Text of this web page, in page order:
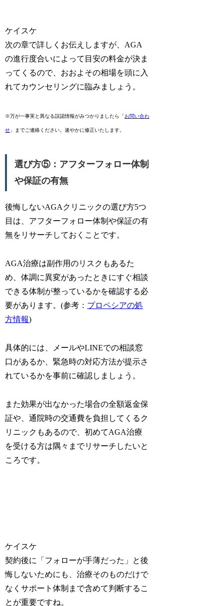
ケイスケ
次の章で詳しくお伝えしますが、AGA
の進行度合いによって目安の料金が決ま
ってくるので、おおよその相場を頭に入
れてカウンセリングに臨みましょう。
※万が一事実と異なる誤認情報がみつかりましたら「お問い合わ
せ 」までご連絡ください。速やかに修正いたします。
選び方⑤：アフターフォロー体制
や保証の有無
後悔しないAGAクリニックの選び方5つ
目は、アフターフォロー体制や保証の有
無をリサーチしておくことです。
AGA治療は副作用のリスクもあるた
め、体調に異変があったときにすぐ相談
できる体制が整っているかを確認する必
要があります。(参考： プロペシアの処
方情報)
具体的には、メールやLINEでの相談窓
口があるか、緊急時の対応方法が提示さ
れているかを事前に確認しましょう。
また効果が出なかった場合の全額返金保
証や、通院時の交通費を負担してくるク
リニックもあるので、初めてAGA治療
を受ける方は隅々までリサーチしたいと
ころです。
ケイスケ
契約後に「フォローが手薄だった」と後
悔しないためにも、治療そのものだけで
なくサポート体制まで含めて判断するこ
とが重要ですね。